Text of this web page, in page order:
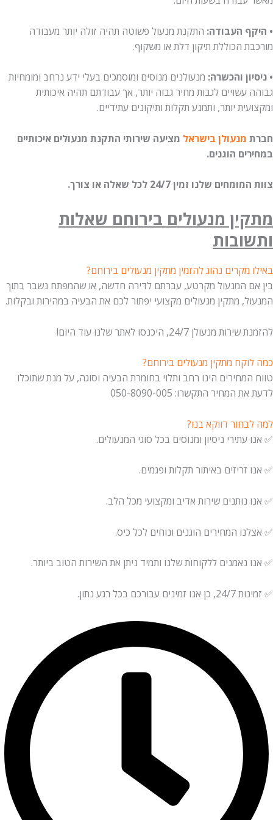
העבודה:התקנת מנעול פשוטה תהיה זולה יותר מעבודה
הכוללת תיקון דלת או משקוף.
והכשרה:מנעולנים מנוסים ומוסמכים בעלי ידע נרחב ומומחיות
עשויים לגבות מחיר גבוה יותר, אך עבודתם תהיה איכותית
יותר, ותמנע תקלות ותיקונים עתידיים.
מנעולן בישראלמציעה שירותי התקנת מנעולים איכותיים
הוגנים.
שלנו זמין 24/7 לכל שאלה או צורך.
מנעולים בירוחם שאלות
מקרים נהוג להזמין מתקין מנעולים בירוחם?
המנעול מקרטע, עברתם לדירה חדשה, או שהמפתח נשבר בתוך
מתקין מנעולים מקצועי יפתור לכם את הבעיה במהירות ובקלות.
24/7, היכנסו לאתר שלנו עוד היום!
מתקין מנעולים בירוחם?
הינו רחב ותלוי בחומרת הבעיה וסוגה, על מנת שתוכלו
התקשרו: 050-8090-005
דווקא בנו?
עתירי ניסיון ומנוסים בכל סוגי המנעולים.
זריזים באיתור תקלות ופגמים.
נותנים שירות אדיב ומקצועי מכל הלב.
המחירים הוגנים ונוחים לכל כיס.
נאמנים ללקוחות שלנו ותמיד ניתן את השירות הטוב ביותר.
בכל רגע נתון.